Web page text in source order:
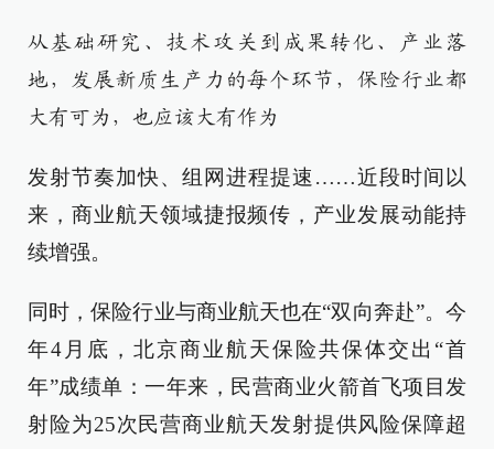
从基础研究、技术攻关到成果转化、产业落
地，发展新质生产力的每个环节，保险行业都
大有可为，也应该大有作为
发射节奏加快、组网进程提速……近段时间以
来，商业航天领域捷报频传，产业发展动能持
续增强。
同时，保险行业与商业航天也在“双向奔赴”。今
年4月底，北京商业航天保险共保体交出“首
年”成绩单：一年来，民营商业火箭首飞项目发
射险为25次民营商业航天发射提供风险保障超